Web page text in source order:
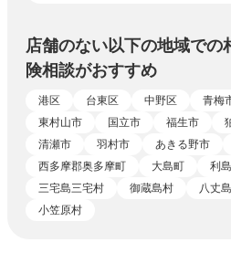
店舗のない以下の地域での
険相談がおすすめ
港区 台東区 中野区 青梅
東村山市
国立市 福生市
清瀬市
羽村市 あきる野市
西多摩郡奥多摩町
大島町 利
三宅島三宅村
御蔵島村 八丈
小笠原村